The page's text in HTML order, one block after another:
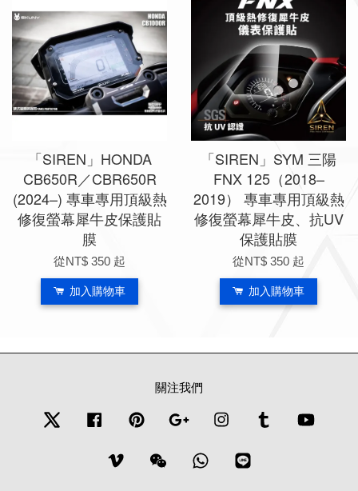
「SIREN」HONDA
CB650R／CBR650R
(2024–) 專車專用頂級熱
修復螢幕犀牛皮保護貼
膜
從NT$ 350 起
加入購物車
「SIREN」SYM 三陽
FNX 125（2018–
2019） 專車專用頂級熱
修復螢幕犀牛皮、抗UV
保護貼膜
從NT$ 350 起
加入購物車
關注我們
Twitter Facebook Pinterest Google Instagram Tumblr
Vimeo Wechat Whatsapp